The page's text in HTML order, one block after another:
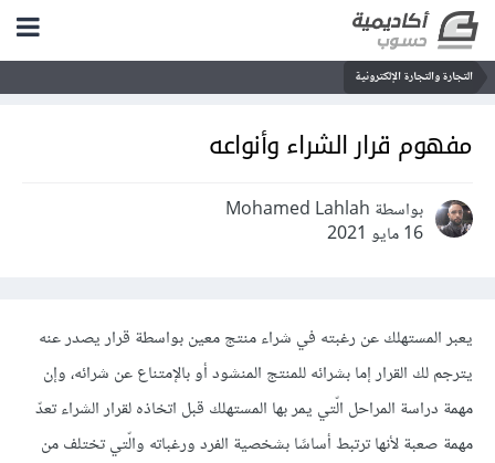
التجارة والتجارة الإلكترونية
مفهوم قرار الشراء وأنواعه
بواسطة Mohamed Lahlah
16 مايو 2021
يعبر المستهلك عن رغبته في شراء منتج معين بواسطة قرار يصدر عنه
يترجم لك القرار إما بشرائه للمنتج المنشود أو بالإمتناع عن شرائه، وإن
مهمة دراسة المراحل الّتي يمر بها المستهلك قبل اتخاذه لقرار الشراء تعدّ
مهمة صعبة لأنها ترتبط أساسًا بشخصية الفرد ورغباته والّتي تختلف من